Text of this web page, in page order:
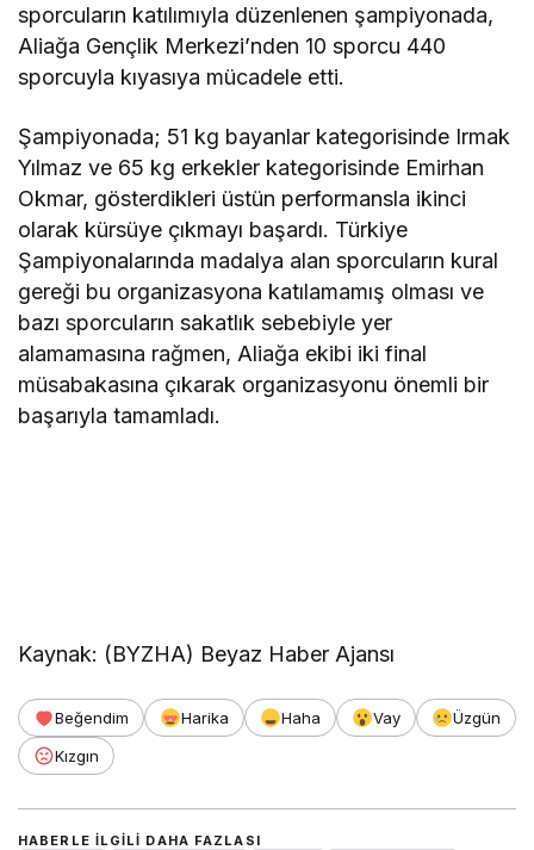
sporcuların katılımıyla düzenlenen şampiyonada,
Aliağa Gençlik Merkezi’nden 10 sporcu 440
sporcuyla kıyasıya mücadele etti.
Şampiyonada; 51 kg bayanlar kategorisinde Irmak
Yılmaz ve 65 kg erkekler kategorisinde Emirhan
Okmar, gösterdikleri üstün performansla ikinci
olarak kürsüye çıkmayı başardı. Türkiye
Şampiyonalarında madalya alan sporcuların kural
gereği bu organizasyona katılamamış olması ve
bazı sporcuların sakatlık sebebiyle yer
alamamasına rağmen, Aliağa ekibi iki final
müsabakasına çıkarak organizasyonu önemli bir
başarıyla tamamladı.
Kaynak: (BYZHA) Beyaz Haber Ajansı
Beğendim Harika Haha Vay
Üzgün
Kızgın
HABERLE ILGILI DAHA FAZLASI